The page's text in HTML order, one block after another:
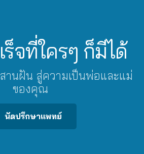
ร็จที่ใครๆ ก็มีได้
านฝัน สู่ความเป็นพ่อและแม่
ของคุณ
นัดปรึกษาแพทย์